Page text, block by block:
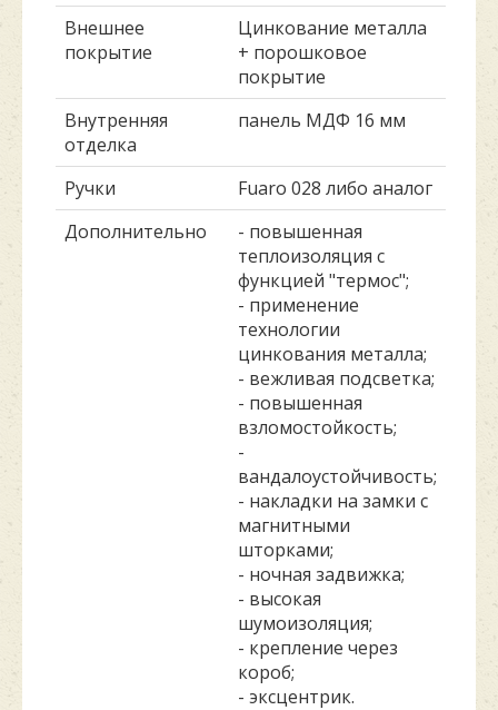
Внешнее
покрытие
Цинкование металла
+ порошковое
покрытие
Внутренняя
отделка
панель МДФ 16 мм
Ручки
Fuaro 028 либо аналог
Дополнительно
- повышенная
теплоизоляция с
функцией "термос";
- применение
технологии
цинкования металла;
- вежливая подсветка;
- повышенная
взломостойкость;
-
вандалоустойчивость;
- накладки на замки с
магнитными
шторками;
- ночная задвижка;
- высокая
шумоизоляция;
- крепление через
короб;
- эксцентрик.